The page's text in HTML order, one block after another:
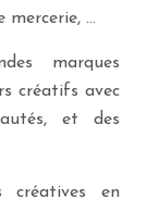
mercerie, …
marques
créatifs avec
et des
créatives en